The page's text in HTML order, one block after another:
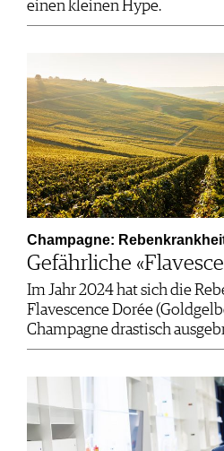
einen kleinen Hype.
Champagne:
Gefährliche
Im Jahr 2024 hat sich die
Flavescence Dorée
Champagne drastisch